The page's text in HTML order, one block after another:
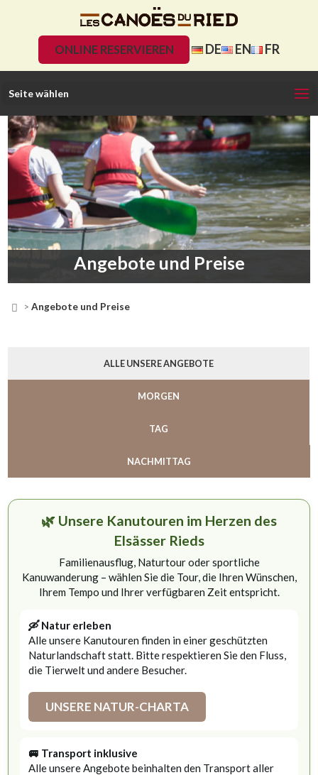
ONLINE RESERVIEREN DE EN FR
Seite wählen
Angebote und Preise
 > Angebote und Preise
ALLE UNSERE ANGEBOTE
MORGEN
TAG
NACHMITTAG
🌿 Unsere Kanutouren im Herzen des
Elsässer Rieds
Familienausflug, Naturtour oder sportliche
Kanuwanderung – wählen Sie die Tour, die Ihren Wünschen,
Ihrem Tempo und Ihrer verfügbaren Zeit entspricht.
🛶 Natur erleben
Alle unsere Kanutouren finden in einer geschützten
Naturlandschaft statt. Bitte respektieren Sie den Fluss,
die Tierwelt und andere Besucher.
UNSERE NATUR-CHARTA
🚐 Transport inklusive
Alle unsere Angebote beinhalten den Transport aller